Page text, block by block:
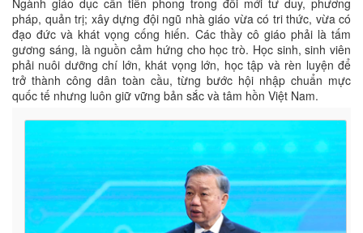
pháp, quản trị; xây dựng đội ngũ nhà giáo vừa có tri thức, vừa có
đạo đức và khát vọng cống hiến. Các thầy cô giáo phải là tấm
gương sáng, là nguồn cảm hứng cho học trò. Học sinh, sinh viên
phải nuôi dưỡng chí lớn, khát vọng lớn, học tập và rèn luyện để
trở thành công dân toàn cầu, từng bước hội nhập chuẩn mực
quốc tế nhưng luôn giữ vững bản sắc và tâm hồn Việt Nam.